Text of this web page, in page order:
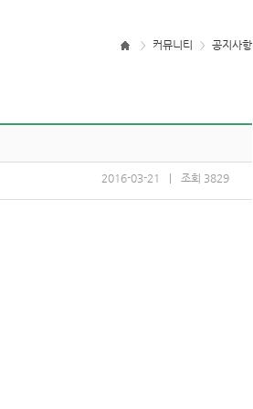
> 커뮤니티 > 공지사항
2016-03-21 조회3829